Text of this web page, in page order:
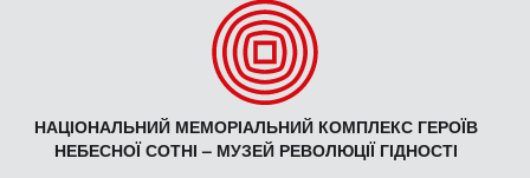
НАЦІОНАЛЬНИЙ МЕМОРІАЛЬНИЙ КОМПЛЕКС ГЕРОЇВ
НЕБЕСНОЇ СОТНІ – МУЗЕЙ РЕВОЛЮЦІЇ ГІДНОСТІ